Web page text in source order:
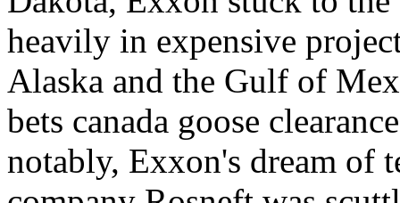
heavily in expensive
Alaska and the Gulf of
bets canada goose
notably, Exxon's dream of